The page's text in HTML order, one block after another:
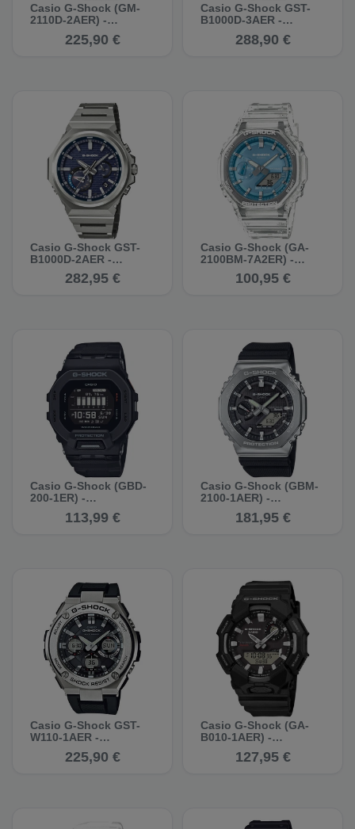
Casio G-Shock (GM-
2110D-2AER) -
225,90 €
Casio G-Shock GST-
B1000D-3AER -
288,90 €
Casio G-Shock GST-
B1000D-2AER -
Multifunktionsuhr
282,95 €
Casio G-Shock (GA-
2100BM-7A2ER) -
Multifunktionsuhr
100,95 €
Casio G-Shock (GBD-
200-1ER) -
Multifunktionsuhr
113,99 €
Casio G-Shock (GBM-
2100-1AER) -
Multifunktionsuhr
181,95 €
Casio G-Shock GST-
W110-1AER -
225,90 €
Casio G-Shock (GA-
B010-1AER) -
127,95 €